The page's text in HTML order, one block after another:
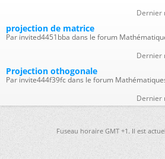
Dernier
projection de matrice
Par invited4451bba dans le forum
Dernier
Projection othogonale
Par invite444f39fc dans le forum
Dernier
Fuseau horaire GMT +1. Il est